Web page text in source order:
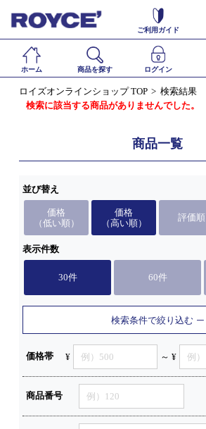
ご利用ガイド
ホーム 商品を探す ログイン
ロイズオンラインショップ TOP
検索結果
検索に該当する商品がありませんでした。
商品一覧
並び替え
価格
（低い順）
価格
（高い順）
評価順
表示件数
30件 60件
検索条件で絞り込む
価格帯 ¥ ～ ¥
商品番号